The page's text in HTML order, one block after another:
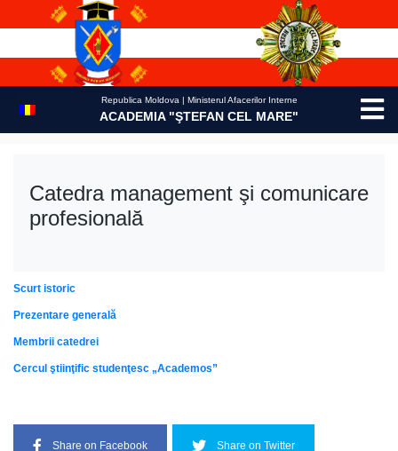
Republica Moldova | Ministerul Afacerilor Interne
ACADEMIA "ŞTEFAN CEL MARE"
Catedra management şi comunicare
profesională
Scurt istoric
Prezentare generală
Membrii catedrei
Cercul ştiinţific studenţesc „Academos”
Share on Facebook Share on Twitter